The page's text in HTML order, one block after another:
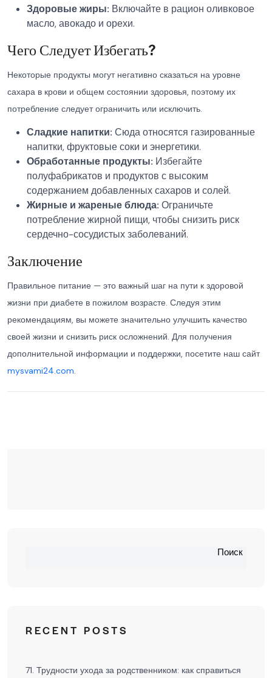
Здоровые жиры: Включайте в рацион оливковое
масло, авокадо и орехи.
Чего Следует Избегать?
Некоторые продукты могут негативно сказаться на уровне
сахара в крови и общем состоянии здоровья, поэтому их
потребление следует ограничить или исключить.
Сладкие напитки: Сюда относятся газированные
напитки, фруктовые соки и энергетики.
Обработанные продукты: Избегайте
полуфабрикатов и продуктов с высоким
содержанием добавленных сахаров и солей.
Жирные и жареные блюда: Ограничьте
потребление жирной пищи, чтобы снизить риск
сердечно-сосудистых заболеваний.
Заключение
Правильное питание — это важный шаг на пути к здоровой
жизни при диабете в пожилом возрасте. Следуя этим
рекомендациям, вы можете значительно улучшить качество
своей жизни и снизить риск осложнений. Для получения
дополнительной информации и поддержки, посетите наш сайт
mysvami24.com.
Поиск
RECENT POSTS
71. Трудности ухода за родственником: как справиться